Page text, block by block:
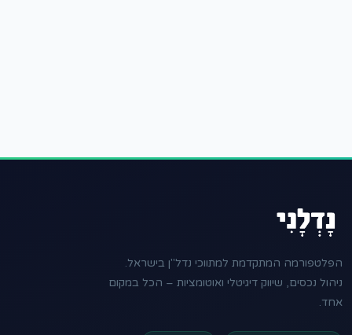
הפלטפורמה המתקדמת למתווכי נדל"ן בישראל.
ניהול נכסים, שיווק דיגיטלי ואוטומציות – הכל במקום
אחד.